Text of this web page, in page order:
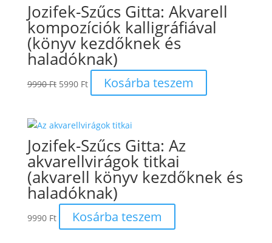
Jozifek-Szűcs Gitta: Akvarell
kompozíciók kalligráfiával
(könyv kezdőknek és
haladóknak)
9990Ft Original
9990 Ft.
5990 Ft Current
price
5990 Ft.
Kosárba teszem
Jozifek-Szűcs Gitta: Az
akvarellvirágok titkai
(akvarell könyv kezdőknek és
haladóknak)
9990 Ft Kosárba teszem